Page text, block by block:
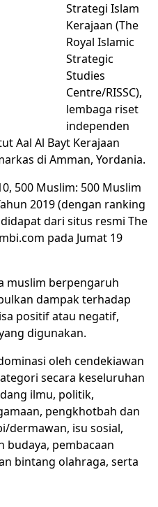
Strategi Islam
Kerajaan (The
Royal Islamic
Strategic
Studies
Centre/RISSC),
lembaga riset
independen
Aal Al Bayt Kerajaan
di Amman, Yordania.
500 Muslim: 500 Muslim
2019 (dengan ranking
dari situs resmi The
pada Jumat 19
muslim berpengaruh
dampak terhadap
positif atau negatif,
digunakan.
oleh cendekiawan
secara keseluruhan
ilmu, politik,
pengkhotbah dan
dermawan, isu sosial,
budaya, pembacaan
bintang olahraga, serta